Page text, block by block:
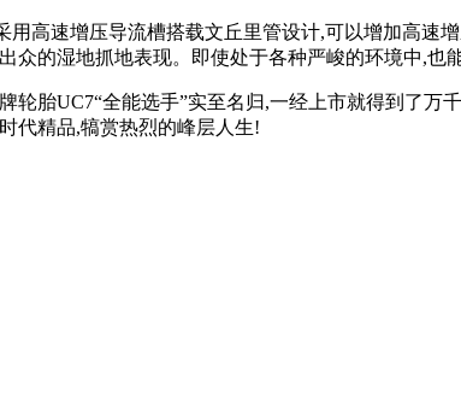
高速增压导流槽搭载文丘里管设计,可以增加高速
的湿地抓地表现。即使处于各种严峻的环境中,也
胎UC7“全能选手”实至名归,一经上市就得到了
代精品,犒赏热烈的峰层人生!